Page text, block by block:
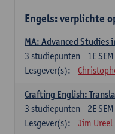
Engels: verplichte
MA: Advanced Studies
1E SEM
3 studiepunten
Lesgever(s):
Crafting English:
2E SEM
3 studiepunten
Lesgever(s):
Jim Ureel